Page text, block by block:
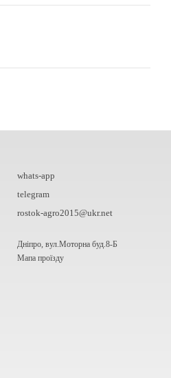
whats-app
telegram
rostok-agro2015@ukr.net
Дніпро, вул.Моторна буд.8-Б
Мапа проїзду